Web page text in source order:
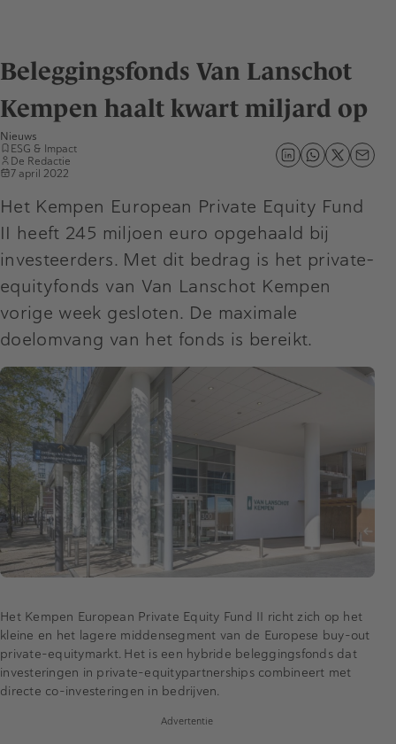
Beleggingsfonds Van Lanschot
Kempen haalt kwart miljard op
Nieuws
ESG & Impact
De Redactie
7 april 2022
Het Kempen European Private Equity Fund
II heeft 245 miljoen euro opgehaald bij
investeerders. Met dit bedrag is het private-
equityfonds van Van Lanschot Kempen
vorige week gesloten. De maximale
doelomvang van het fonds is bereikt.
Het Kempen European Private Equity Fund II richt zich op het
kleine en het lagere middensegment van de Europese buy-out
private-equitymarkt. Het is een hybride beleggingsfonds dat
investeringen in private-equitypartnerships combineert met
directe co-investeringen in bedrijven.
Advertentie